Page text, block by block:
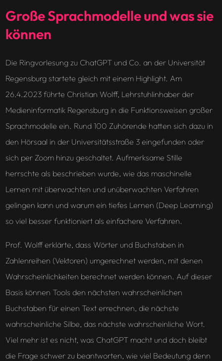
Große Sprachmodelle und was sie
können
Die Ringvorlesung zu ChatGPT und Co. an der Universität
Regensburg startete gleich mit einem Highlight. Am
26.4.2023 führte Christian Wolff, Lehrstuhlinhaber der
Medieninformatik Regensburg in die Funktionsweisen großer
Sprachmodelle ein. Rund 100 Zuhörende hatten sich dazu in
den Hörsaal in der Universitätsstraße 3 eingefunden oder
sich per Zoom hinzu geschaltet. Aufmerksame Stille
herrschte als beschrieben wurde, wie das maschinelle
Lernen mit überwachten und unüberwachten Verfahren
gelingen kann und warum ein tiefes Lernen (Deep Learning)
so viel besser funktioniert als einfachere Verfahren.
Prof. Wolff erklärte, dass Wörter und Buchstaben in
Zahlenreihen (Vektoren) umgerechnet werden, mit denen
Wahrscheinlichkeiten berechnet werden können. Auf dieser
Basis können Tools den nächsten wahrscheinlichen
Buchstaben für einen Text errechnen, die nächste
wahrscheinliche Silbe, das nächste wahrscheinliche Wort.
Viel mehr ist es nicht, was ChatGPT macht und doch bleibt
die Frage schwer zu beantworten, wie viel Bedeutung denn